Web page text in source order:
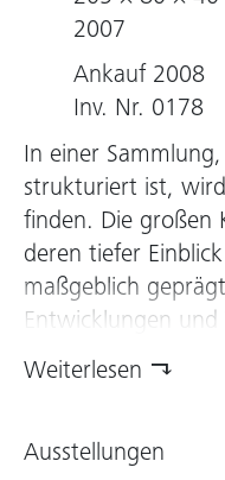
2007
Ankauf 2008
Inv. Nr. 0178
In einer
strukturiert ist,
finden. Die großen
deren tiefer
maßgeblich
Entwicklungen
heute klarer
auch in einer
Weiterlesen
Ausstellungen